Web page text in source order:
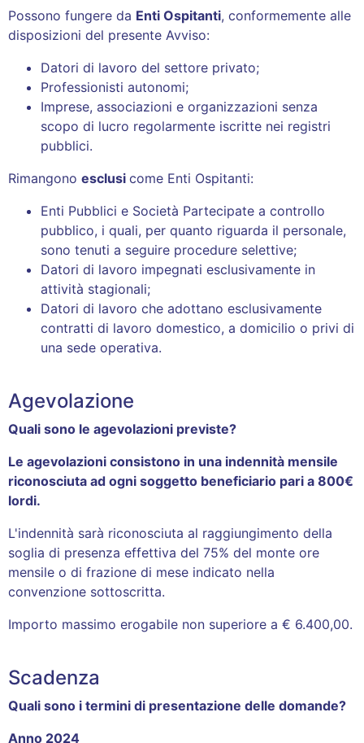
Possono fungere da Enti Ospitanti, conformemente alle
disposizioni del presente Avviso:
Datori di lavoro del settore privato;
Professionisti autonomi;
Imprese, associazioni e organizzazioni senza
scopo di lucro regolarmente iscritte nei registri
pubblici.
Rimangono esclusi come Enti Ospitanti:
Enti Pubblici e Società Partecipate a controllo
pubblico, i quali, per quanto riguarda il personale,
sono tenuti a seguire procedure selettive;
Datori di lavoro impegnati esclusivamente in
attività stagionali;
Datori di lavoro che adottano esclusivamente
contratti di lavoro domestico, a domicilio o privi di
una sede operativa.
Agevolazione
Quali sono le agevolazioni previste?
Le agevolazioni consistono in una indennità mensile
riconosciuta ad ogni soggetto beneficiario pari a 800€
lordi.
L'indennità sarà riconosciuta al raggiungimento della
soglia di presenza effettiva del 75% del monte ore
mensile o di frazione di mese indicato nella
convenzione sottoscritta.
Importo massimo erogabile non superiore a € 6.400,00.
Scadenza
Quali sono i termini di presentazione delle domande?
Anno 2024